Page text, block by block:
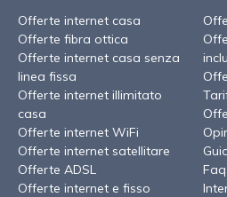
Offerte internet casa
Offerte fibra ottica
Offerte internet casa senza
linea fissa
Offerte internet illimitato
casa
Offerte internet WiFi
Offerte internet satellitare
Offerte ADSL
Offerte internet e fisso